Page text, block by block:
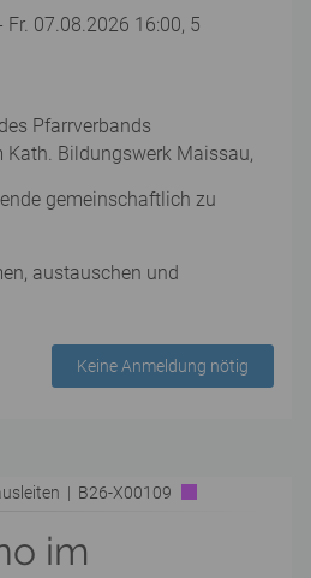
07.08.2026 16:00, 5
Pfarrverbands
Bildungswerk Maissau,
gemeinschaftlich zu
austauschen und
Keine Anmeldung nötig
| B26-X00109
im